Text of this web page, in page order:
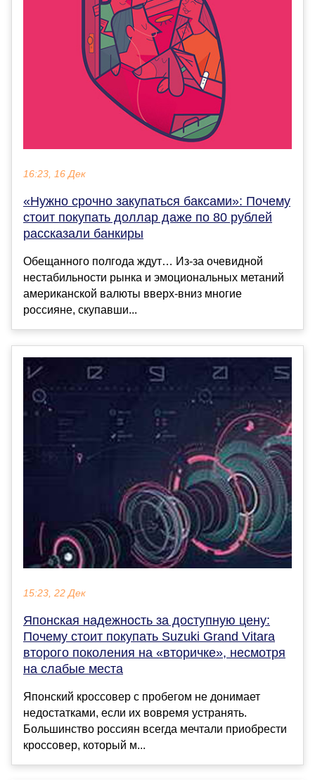
16:23, 16 Дек
«Нужно срочно закупаться баксами»: Почему
стоит покупать доллар даже по 80 рублей
рассказали банкиры
Обещанного полгода ждут… Из-за очевидной
нестабильности рынка и эмоциональных метаний
американской валюты вверх-вниз многие
россияне, скупавши...
15:23, 22 Дек
Японская надежность за доступную цену:
Почему стоит покупать Suzuki Grand Vitara
второго поколения на «вторичке», несмотря
на слабые места
Японский кроссовер с пробегом не донимает
недостатками, если их вовремя устранять.
Большинство россиян всегда мечтали приобрести
кроссовер, который м...